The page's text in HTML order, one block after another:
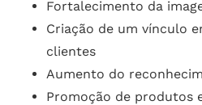
Fortalecimento da
Criação de um vínculo
clientes
Aumento do
Promoção de produtos